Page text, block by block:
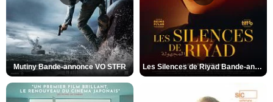
Mutiny Bande-annonce VO STFR Les Silences de Riyad Bande-annonce VO STFR